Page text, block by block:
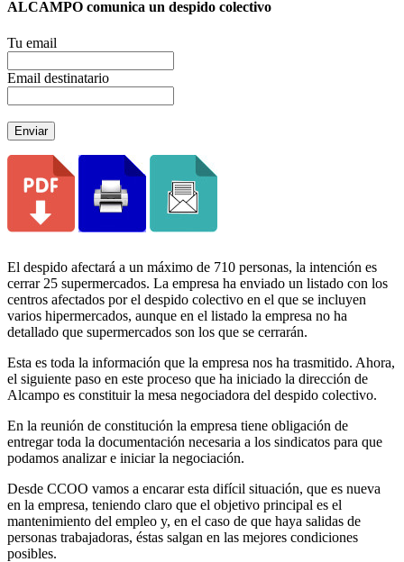
ALCAMPO comunica un despido colectivo
Tu email
Email destinatario
Enviar
El despido afectará a un máximo de 710 personas, la intención es
cerrar 25 supermercados. La empresa ha enviado un listado con los
centros afectados por el despido colectivo en el que se incluyen
varios hipermercados, aunque en el listado la empresa no ha
detallado que supermercados son los que se cerrarán.
Esta es toda la información que la empresa nos ha trasmitido. Ahora,
el siguiente paso en este proceso que ha iniciado la dirección de
Alcampo es constituir la mesa negociadora del despido colectivo.
En la reunión de constitución la empresa tiene obligación de
entregar toda la documentación necesaria a los sindicatos para que
podamos analizar e iniciar la negociación.
Desde CCOO vamos a encarar esta difícil situación, que es nueva
en la empresa, teniendo claro que el objetivo principal es el
mantenimiento del empleo y, en el caso de que haya salidas de
personas trabajadoras, éstas salgan en las mejores condiciones
posibles.